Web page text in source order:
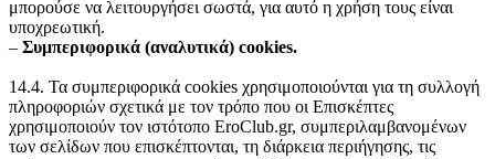
μπορούσε να λειτουργήσει σωστά, για αυτό η χρήση τους είναι
υποχρεωτική.
‒ Συμπεριφορικά (αναλυτικά) cookies.
14.4. Τα συμπεριφορικά cookies χρησιμοποιούνται για τη συλλογή
πληροφοριών σχετικά με τον τρόπο που οι Επισκέπτες
χρησιμοποιούν τον ιστότοπο EroClub.gr, συμπεριλαμβανομένων
των σελίδων που επισκέπτονται, τη διάρκεια περιήγησης, τις